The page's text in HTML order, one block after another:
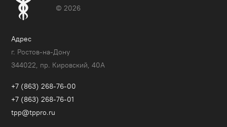
© 2026
Адрес
г. Ростов-на-Дону
344022, пр. Кировский, 40A
+7 (863) 268-76-00
+7 (863) 268-76-01
tpp@tppro.ru